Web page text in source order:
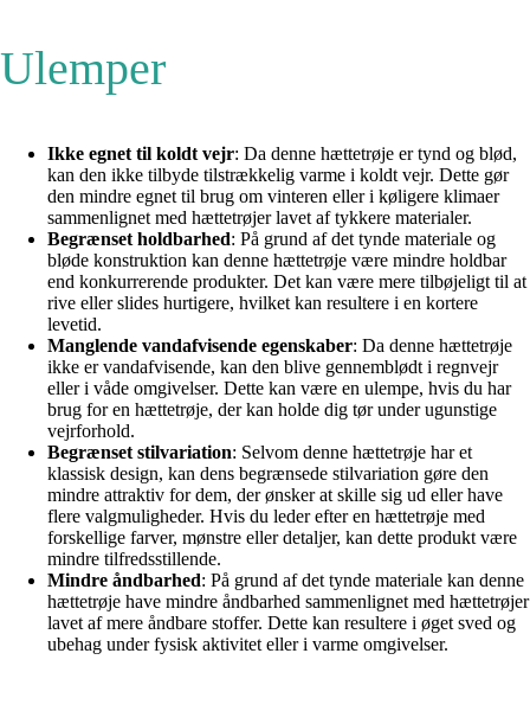
Ulemper
Ikke egnet til koldt vejr: Da denne hættetrøje er tynd og blød,
kan den ikke tilbyde tilstrækkelig varme i koldt vejr. Dette gør
den mindre egnet til brug om vinteren eller i køligere klimaer
sammenlignet med hættetrøjer lavet af tykkere materialer.
Begrænset holdbarhed: På grund af det tynde materiale og
bløde konstruktion kan denne hættetrøje være mindre holdbar
end konkurrerende produkter. Det kan være mere tilbøjeligt til at
rive eller slides hurtigere, hvilket kan resultere i en kortere
levetid.
Manglende vandafvisende egenskaber: Da denne hættetrøje
ikke er vandafvisende, kan den blive gennemblødt i regnvejr
eller i våde omgivelser. Dette kan være en ulempe, hvis du har
brug for en hættetrøje, der kan holde dig tør under ugunstige
vejrforhold.
Begrænset stilvariation: Selvom denne hættetrøje har et
klassisk design, kan dens begrænsede stilvariation gøre den
mindre attraktiv for dem, der ønsker at skille sig ud eller have
flere valgmuligheder. Hvis du leder efter en hættetrøje med
forskellige farver, mønstre eller detaljer, kan dette produkt være
mindre tilfredsstillende.
Mindre åndbarhed: På grund af det tynde materiale kan denne
hættetrøje have mindre åndbarhed sammenlignet med hættetrøjer
lavet af mere åndbare stoffer. Dette kan resultere i øget sved og
ubehag under fysisk aktivitet eller i varme omgivelser.